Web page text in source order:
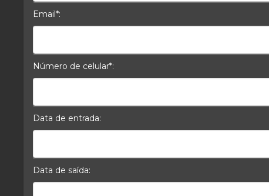
Email*:
Número de celular*:
Data de entrada:
Data de saída: